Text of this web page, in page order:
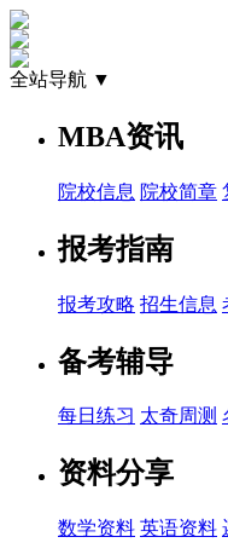
全站导航 ▼
MBA资讯
院校信息 院校简章
报考指南
报考攻略 招生信息
备考辅导
每日练习 太奇周测
资料分享
数学资料 英语资料